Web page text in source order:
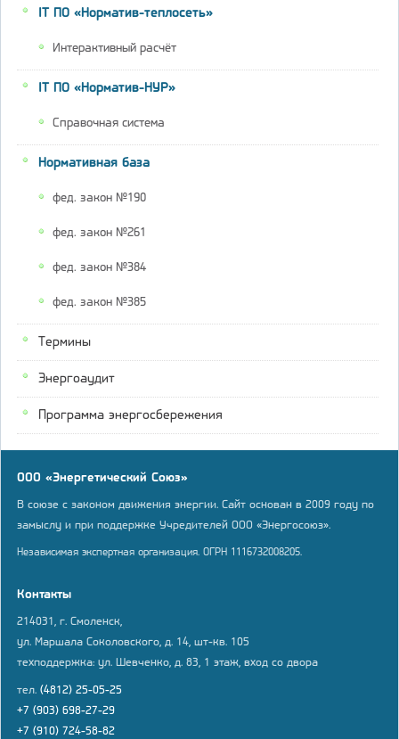
IT ПО «Норматив-теплосеть»
Интерактивный расчёт
IT ПО «Норматив-НУР»
Справочная система
Нормативная база
фед. закон №190
фед. закон №261
фед. закон №384
фед. закон №385
Термины
Энергоаудит
Программа энергосбережения
ООО «Энергетический Союз»
В союзе с законом движения энергии. Сайт основан в 2009 году по
замыслу и при поддержке Учредителей ООО «Энергосоюз».
Независимая экспертная организация. ОГРН 1116732008205.
Контакты
214031, г. Смоленск,
ул. Маршала Соколовского, д. 14, шт-кв. 105
техподдержка: ул. Шевченко, д. 83, 1 этаж, вход со двора
тел. (4812) 25-05-25
+7 (903) 698-27-29
+7 (910) 724-58-82